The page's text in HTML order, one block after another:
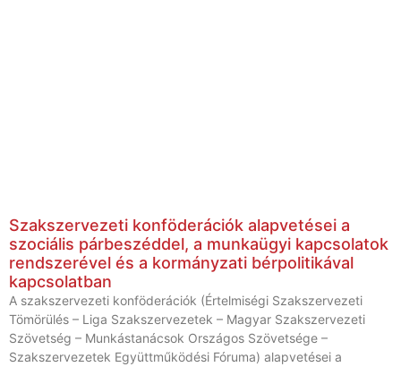
Szakszervezeti konföderációk alapvetései a
szociális párbeszéddel, a munkaügyi kapcsolatok
rendszerével és a kormányzati bérpolitikával
kapcsolatban
A szakszervezeti konföderációk (Értelmiségi Szakszervezeti
Tömörülés – Liga Szakszervezetek – Magyar Szakszervezeti
Szövetség – Munkástanácsok Országos Szövetsége –
Szakszervezetek Együttműködési Fóruma) alapvetései a